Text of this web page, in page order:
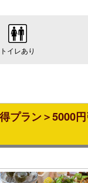
トイレあり
プラン＞5000